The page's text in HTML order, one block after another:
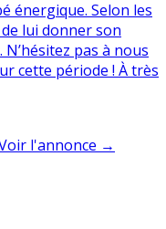
énergique. Selon les
lui donner son
pas à nous
cette période ! À très
l'annonce →